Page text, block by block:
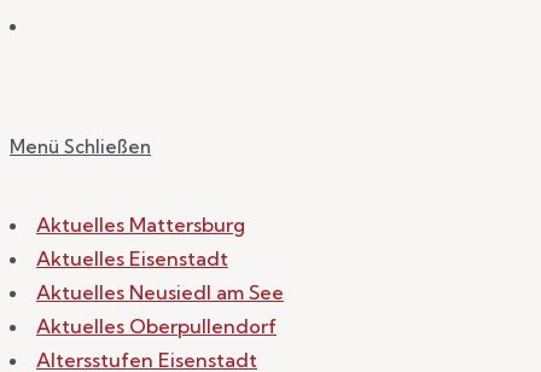
Menü Schließen
Aktuelles Mattersburg
Aktuelles Eisenstadt
Aktuelles Neusiedl am See
Aktuelles Oberpullendorf
Altersstufen Eisenstadt